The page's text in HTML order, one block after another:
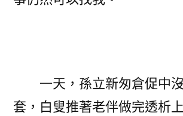
一天，孫立新匆倉促中沒
套，白叟推著老伴做完透析